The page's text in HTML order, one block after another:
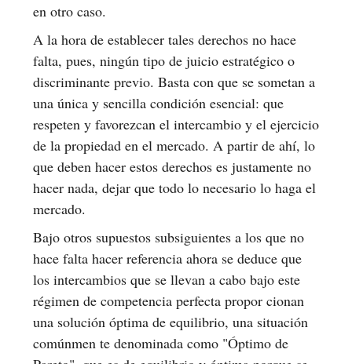
en otro caso.
A la hora de establecer tales derechos no hace
falta, pues, ningún tipo de juicio estratégico o
discriminante previo. Basta con que se sometan a
una única y sencilla condición esencial: que
respeten y favorezcan el intercambio y el ejercicio
de la propiedad en el mercado. A partir de ahí, lo
que deben hacer estos derechos es justamente no
hacer nada, dejar que todo lo necesario lo haga el
mercado.
Bajo otros supuestos subsiguientes a los que no
hace falta hacer referencia ahora se deduce que
los intercambios que se llevan a cabo bajo este
régimen de competencia perfecta propor cionan
una solución óptima de equilibrio, una situación
comúnmen te denominada como "Óptimo de